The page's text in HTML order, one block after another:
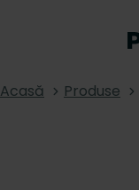
Acasă Produse